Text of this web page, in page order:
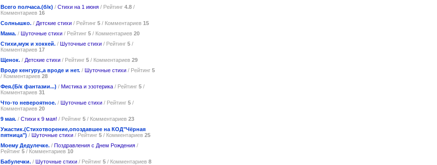
Всего полчаса.(б/к) / Стихи на 1 июня / Рейтинг 4.8 /
Комментариев 16
Солнышко. / Детские стихи / Рейтинг 5 / Комментариев 15
Мама. / Шуточные стихи / Рейтинг 5 / Комментариев 20
Стихи,муж и хоккей. / Шуточные стихи / Рейтинг 5 /
Комментариев 17
Щенок. / Детские стихи / Рейтинг 5 / Комментариев 29
Вроде кенгуру.,а вроде и нет. / Шуточные стихи / Рейтинг 5
/ Комментариев 28
Фея.(Б/к фантазии...) / Мистика и эзотерика / Рейтинг 5 /
Комментариев 31
Что-то невероятное. / Шуточные стихи / Рейтинг 5 /
Комментариев 20
9 мая. / Стихи к 9 мая! / Рейтинг 5 / Комментариев 23
Ужастик.(Стихотворение,опоздавшее на КОД"Чёрная
пятница") / Шуточные стихи / Рейтинг 5 / Комментариев 25
Моему Дедулечке. / Поздравления с Днем Рождения /
Рейтинг 5 / Комментариев 10
Бабулечки. / Шуточные стихи / Рейтинг 5 / Комментариев 8